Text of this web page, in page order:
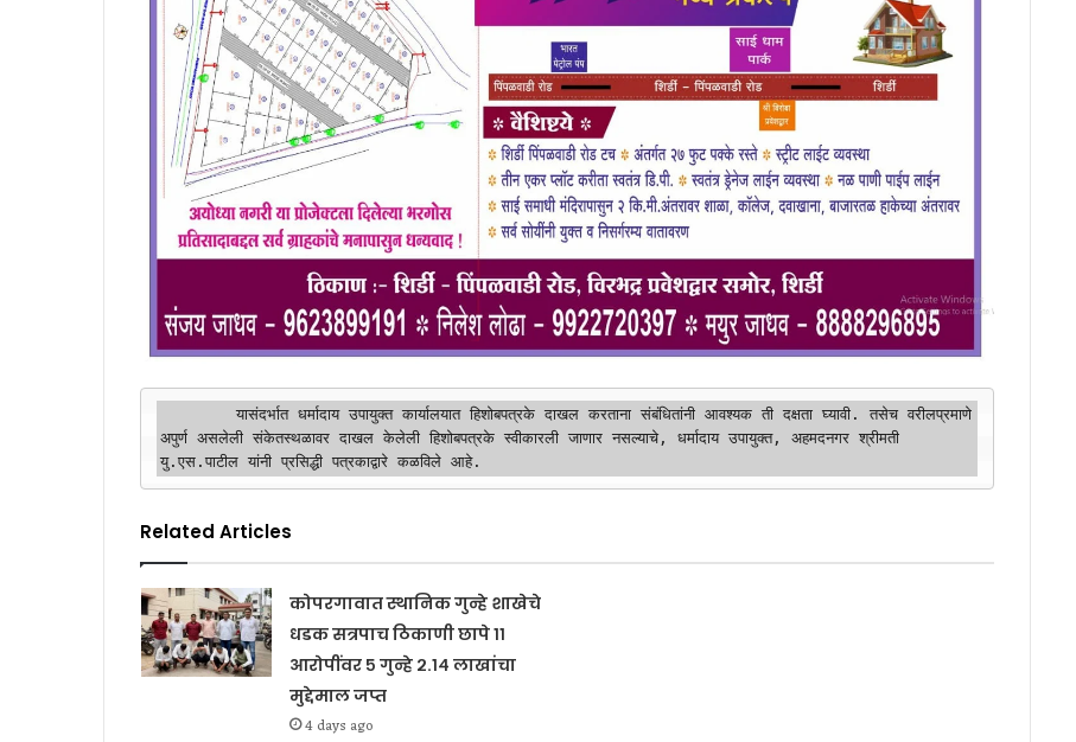
        यासंदर्भात धर्मादाय उपायुक्त कार्यालयात हिशोबपत्रके दाखल करताना संबंधितांनी आवश्यक ती दक्षता घ्यावी. तसेच वरीलप्रमाणे
अपुर्ण असलेली संकेतस्थळावर दाखल केलेली हिशोबपत्रके स्वीकारली जाणार नसल्याचे, धर्मादाय उपायुक्त, अहमदनगर श्रीमती
यु.एस.पाटील यांनी प्रसिद्धी पत्रकाद्वारे कळविले आहे.
Related Articles
कोपरगावात स्थानिक गुन्हे शाखेचे
धडक सत्रपाच ठिकाणी छापे ११
आरोपींवर ५ गुन्हे २.१४ लाखांचा
मुद्देमाल जप्त
4 days ago